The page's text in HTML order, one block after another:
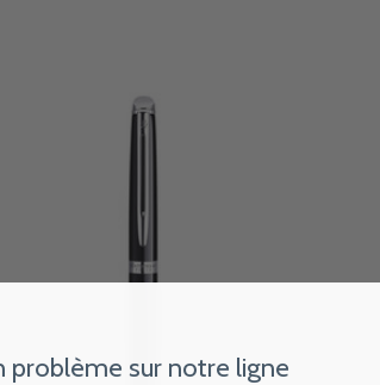
problème sur notre ligne